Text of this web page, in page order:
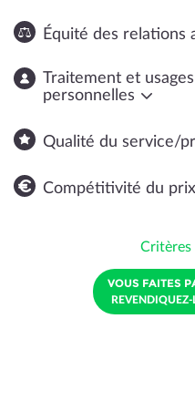
Équité des relations
Traitement et
personnelles
Qualité du service/
Compétitivité du prix
Critères
VOUS FAITES